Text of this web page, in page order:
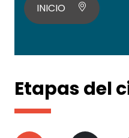
INICIO
Etapas del